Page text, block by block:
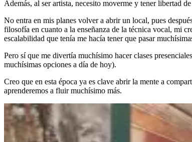
Además, al ser artista, necesito moverme y tener libertad
No entra en mis planes volver a abrir un local, pues
filosofía en cuanto a la enseñanza de la técnica vocal, mi
escalabilidad que tenía me hacía tener que pasar
Pero sí que me divertía muchísimo hacer clases
muchísimas opciones a día de hoy).
Creo que en esta época ya es clave abrir la mente a
aprenderemos a fluir muchísimo más.